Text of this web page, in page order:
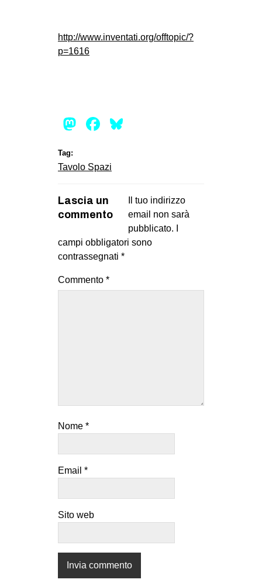
MEDIO ORIENTE
ms
SEARCH
http://www.inventati.org/offtopic/?
p=1616
Mastodon
Facebook
Tag:
Tavolo Spazi
Lascia un
commento
Il tuo indirizzo
email non sarà
pubblicato.
campi obbligatori sono
contrassegnati *
Commento *
Nome *
Email *
Sito web